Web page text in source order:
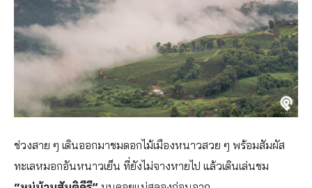
ช่วงสาย ๆ เดินออกมาชมดอกไม้เมืองหนาวสวย ๆ พร้อมสัมผัส
ทะเลหมอกอันหนาวเย็น ที่ยังไม่จางหายไป แล้วเดินเล่นชม